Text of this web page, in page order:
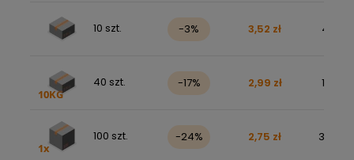
10 szt. -3% 3,52 zł 43,26
40 szt. -17% 2,99 zł 147,10
100 szt. -24% 2,75 zł 338,32